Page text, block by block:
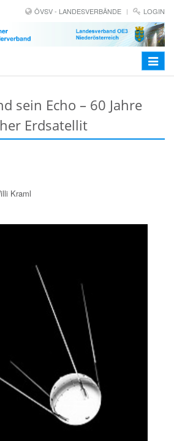
ÖVSV - LANDESVERBÄNDE LOGIN
Toggle
sein Echo – 60 Jahre
Erdsatellit
Kraml